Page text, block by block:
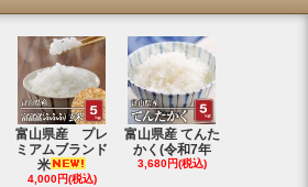
富山県産 プレ
ミアムブランド
米
4,000円(税込)
富山県産 てんた
かく(令和7年
3,680円(税込)